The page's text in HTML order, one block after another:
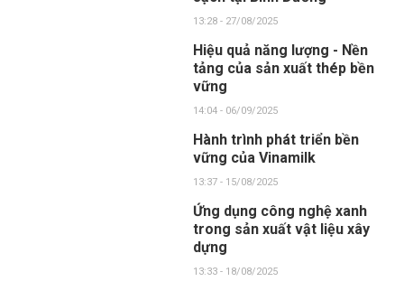
13:28 - 27/08/2025
Hiệu quả năng lượng - Nền
tảng của sản xuất thép bền
vững
14:04 - 06/09/2025
Hành trình phát triển bền
vững của Vinamilk
13:37 - 15/08/2025
Ứng dụng công nghệ xanh
trong sản xuất vật liệu xây
dựng
13:33 - 18/08/2025